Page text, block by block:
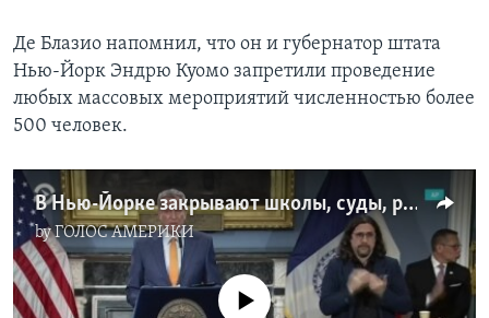
Де Блазио напомнил, что он и губернатор штата
Нью-Йорк Эндрю Куомо запретили проведение
любых массовых мероприятий численностью более
500 человек.
В Нью-Йорке закрывают школы, суды, рестораны и другие публичные места
byГОЛОС АМЕРИКИ
No media source currently available